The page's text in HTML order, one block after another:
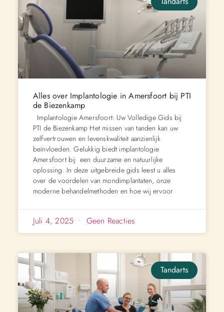
Alles over Implantologie in Amersfoort bij PTI
de Biezenkamp
Implantologie Amersfoort: Uw Volledige Gids bij
PTI de Biezenkamp Het missen van tanden kan uw
zelfvertrouwen en levenskwaliteit aanzienlijk
beïnvloeden. Gelukkig biedt implantologie
Amersfoort bij een duurzame en natuurlijke
oplossing. In deze uitgebreide gids leest u alles
over de voordelen van mondimplantaten, onze
moderne behandelmethoden en hoe wij ervoor
Juli 4, 2025 Geen Reacties
Tandarts